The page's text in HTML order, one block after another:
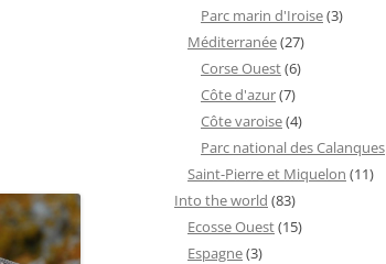
Parc marin d'Iroise(3)
Méditerranée(27)
Corse Ouest(6)
Côte d'azur(7)
Côte varoise(4)
Parc national des Calanques
Saint-Pierre et Miquelon (11)
Into the world (83)
Ecosse Ouest(15)
Espagne(3)